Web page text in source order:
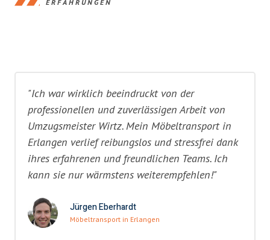
ERFAHRUNGEN
"Ich war wirklich beeindruckt von der
professionellen und zuverlässigen Arbeit von
Umzugsmeister Wirtz. Mein Möbeltransport in
Erlangen verlief reibungslos und stressfrei dank
ihres erfahrenen und freundlichen Teams. Ich
kann sie nur wärmstens weiterempfehlen!"
Jürgen Eberhardt
Möbeltransport in Erlangen